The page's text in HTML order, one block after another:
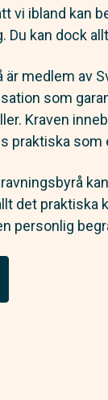
vi ibland kan
Du kan dock
är medlem av
som
Kraven
praktiska som
det praktiska
personlig